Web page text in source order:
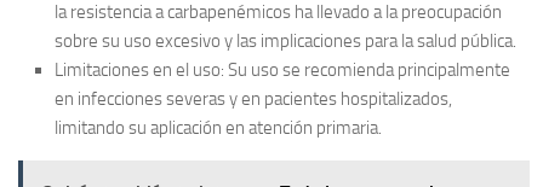
la resistencia a carbapenémicos ha llevado a la preocupación
sobre su uso excesivo y las implicaciones para la salud pública.
Limitaciones en el uso: Su uso se recomienda principalmente
en infecciones severas y en pacientes hospitalizados,
limitando su aplicación en atención primaria.